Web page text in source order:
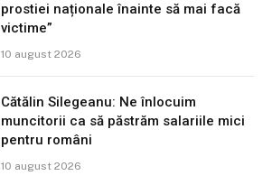
prostiei naționale înainte să mai facă
victime”
10 august 2026
Cătălin Silegeanu: Ne înlocuim
muncitorii ca să păstrăm salariile mici
pentru români
10 august 2026